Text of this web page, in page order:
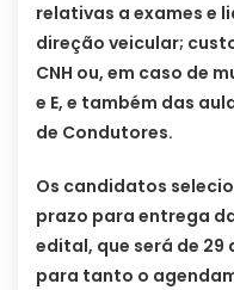
relativas a exames e
direção veicular;
CNH ou, em caso de
e E, e também das
de Condutores.
Os candidatos
prazo para entrega
edital, que será de 29
para tanto o